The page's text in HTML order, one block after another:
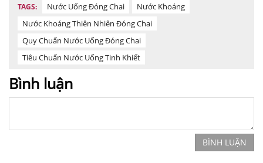
TAGS: Nước Uống Đóng Chai
Nước Khoáng
Nước Khoáng Thiên Nhiên Đóng Chai
Quy Chuẩn Nước Uống Đóng Chai
Tiêu Chuẩn Nước Uống Tinh Khiết
Bình luận
BÌNH LUẬN